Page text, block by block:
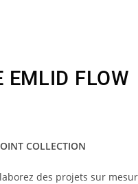
EMLID FLOW
COLLECTION
des projets sur